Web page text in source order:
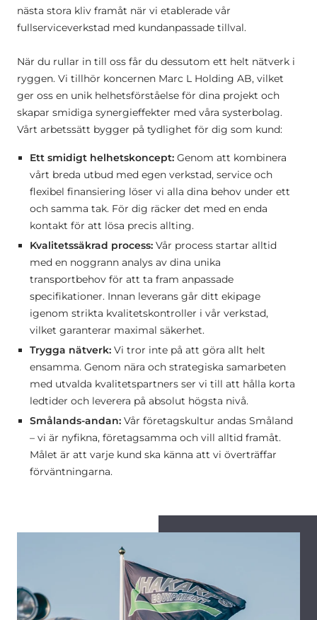
nästa stora kliv framåt när vi etablerade vår
fullserviceverkstad med kundanpassade tillval.
När du rullar in till oss får du dessutom ett helt nätverk i
ryggen. Vi tillhör koncernen Marc L Holding AB, vilket
ger oss en unik helhetsförståelse för dina projekt och
skapar smidiga synergieffekter med våra systerbolag.
Vårt arbetssätt bygger på tydlighet för dig som kund:
Ett smidigt helhetskoncept:Genom att kombinera
vårt breda utbud med egen verkstad, service och
flexibel finansiering löser vi alla dina behov under ett
och samma tak. För dig räcker det med en enda
kontakt för att lösa precis allting.
Kvalitetssäkrad process:Vår process startar alltid
med en noggrann analys av dina unika
transportbehov för att ta fram anpassade
specifikationer. Innan leverans går ditt ekipage
igenom strikta kvalitetskontroller i vår verkstad,
vilket garanterar maximal säkerhet.
Trygga nätverk:Vi tror inte på att göra allt helt
ensamma. Genom nära och strategiska samarbeten
med utvalda kvalitetspartners ser vi till att hålla korta
ledtider och leverera på absolut högsta nivå.
Smålands-andan:Vår företagskultur andas Småland
– vi är nyfikna, företagsamma och vill alltid framåt.
Målet är att varje kund ska känna att vi överträffar
förväntningarna.